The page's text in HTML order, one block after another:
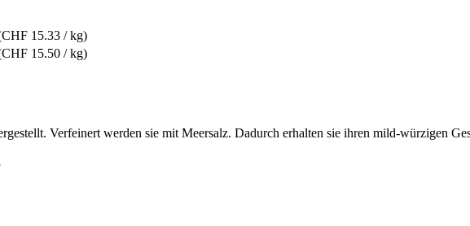
15.33 / kg)
15.50 / kg)
Verfeinert werden sie mit Meersalz. Dadurch erhalten sie ihren mild-würzigen